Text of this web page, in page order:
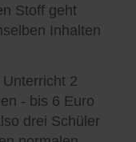
Stoff geht
Inhalten
2
- bis 6 Euro
drei Schüler